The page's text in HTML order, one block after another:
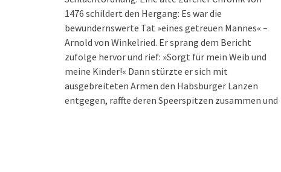
1476 schildert den Hergang: Es war die
bewundernswerte Tat »eines getreuen Mannes« –
Arnold von Winkelried. Er sprang dem Bericht
zufolge hervor und rief: »Sorgt für mein Weib und
meine Kinder!« Dann stürzte er sich mit
ausgebreiteten Armen den Habsburger Lanzen
entgegen, raffte deren Speerspitzen zusammen und